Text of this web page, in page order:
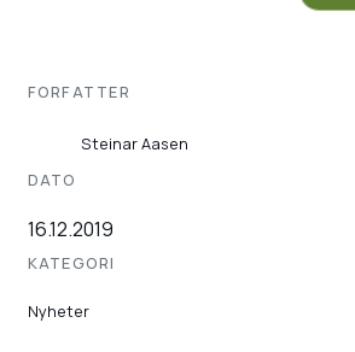
FORFATTER
Steinar Aasen
DATO
16.12.2019
KATEGORI
Nyheter